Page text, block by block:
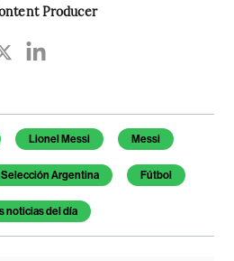
Producer
Lionel Messi Messi
Selección Argentina Fútbol
noticias del día